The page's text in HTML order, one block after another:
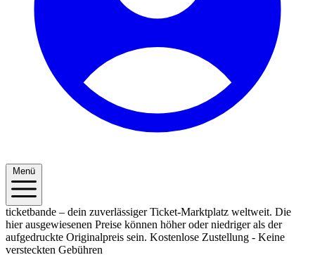
Menü
ticketbande – dein zuverlässiger Ticket-Marktplatz weltweit. Die
hier ausgewiesenen Preise können höher oder niedriger als der
aufgedruckte Originalpreis sein. Kostenlose Zustellung - Keine
versteckten Gebühren